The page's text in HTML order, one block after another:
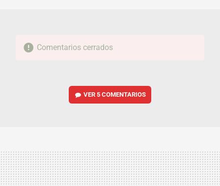
Comentarios cerrados
VER5 COMENTARIOS